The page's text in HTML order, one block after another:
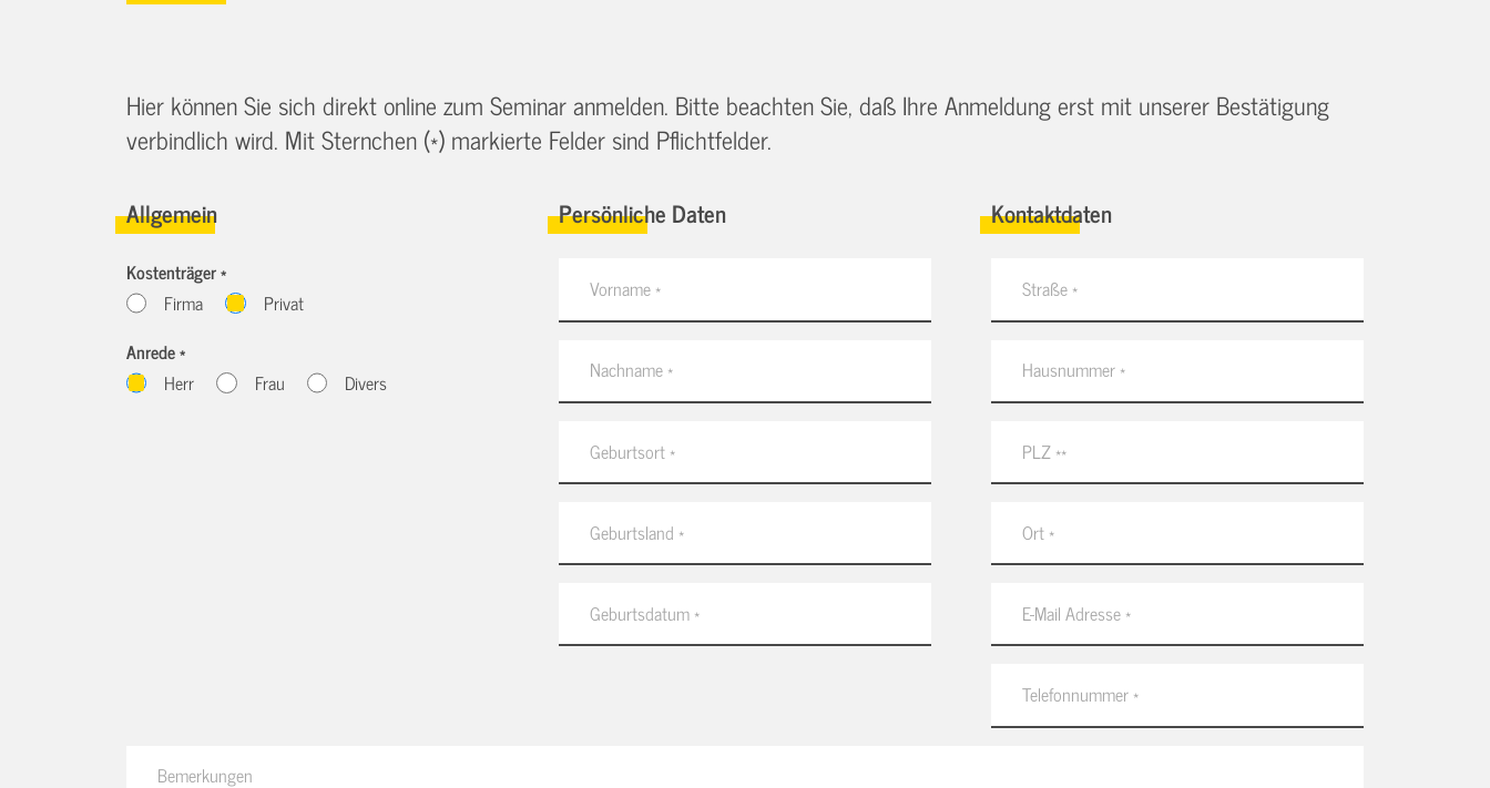
Hier können Sie sich direkt online zum Seminar anmelden. Bitte beachten Sie, daß Ihre Anmeldung erst mit unserer Bestätigung
verbindlich wird. Mit Sternchen (*) markierte Felder sind Pflichtfelder.
Allgemein
Kostenträger *
Firma
Privat
Anrede *
Herr
Frau Divers
Persönliche Daten Kontaktdaten